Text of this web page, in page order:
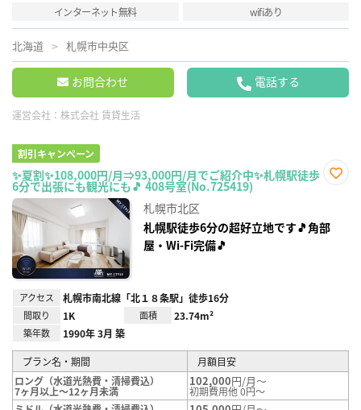
インターネット無料
wifiあり
北海道 札幌市中央区
お問合わせ 電話する
運営会社： 株式会社 賃貸生活
割引キャンペーン
✨夏割✨108,000円/月⇒93,000円/月でご紹介中✨札幌駅徒歩
6分で出張にも観光にも🎵 408号室(No.725419)
録
札幌市北区
札幌駅徒歩6分の超好立地です🎵角部
屋・Wi-Fi完備🎵
アクセス 札幌市南北線「北１８条駅」徒歩16分
間取り 1K 面積 23.74m²
築年数 1990年 3月 築
プラン名・期間
月額目安
ロング（水道光熱費・清掃費込）
7ヶ月以上～12ヶ月未満
102,000円/月～
初期費用他 0円～